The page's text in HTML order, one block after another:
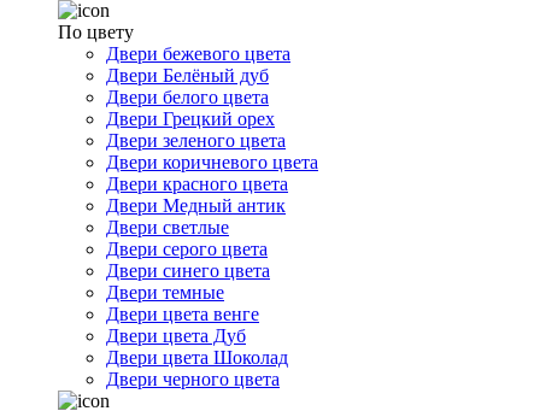
По цвету
Двери бежевого цвета
Двери Белёный дуб
Двери белого цвета
Двери Грецкий орех
Двери зеленого цвета
Двери коричневого цвета
Двери красного цвета
Двери Медный антик
Двери светлые
Двери серого цвета
Двери синего цвета
Двери темные
Двери цвета венге
Двери цвета Дуб
Двери цвета Шоколад
Двери черного цвета